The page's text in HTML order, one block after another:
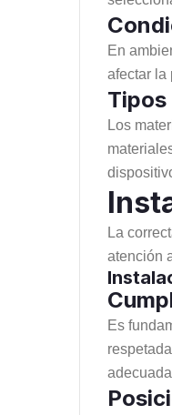
En
afectar la
Los
La
atención
Es